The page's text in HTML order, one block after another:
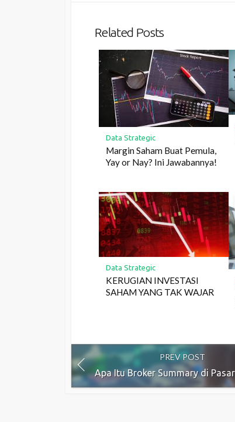
Related Posts
Data Strategic
Margin Saham Buat Pemula,
Yay or Nay? Ini Jawabannya!
Data Strategic
KERUGIAN INVESTASI
SAHAM YANG TAK WAJAR
PREV POST
Apa Itu Broker Summary di